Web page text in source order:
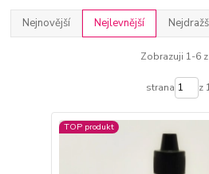
Nejnovější Nejlevnější
Zobrazuji 1-6
strana z
TOP produkt